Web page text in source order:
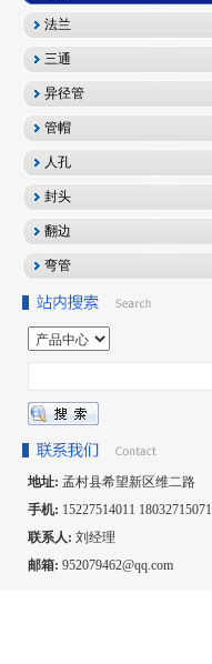
法兰
三通
异径管
管帽
人孔
封头
翻边
弯管
地址: 孟村县希望新区维二路
手机: 15227514011 18032715071
联系人: 刘经理
邮箱: 952079462@qq.com